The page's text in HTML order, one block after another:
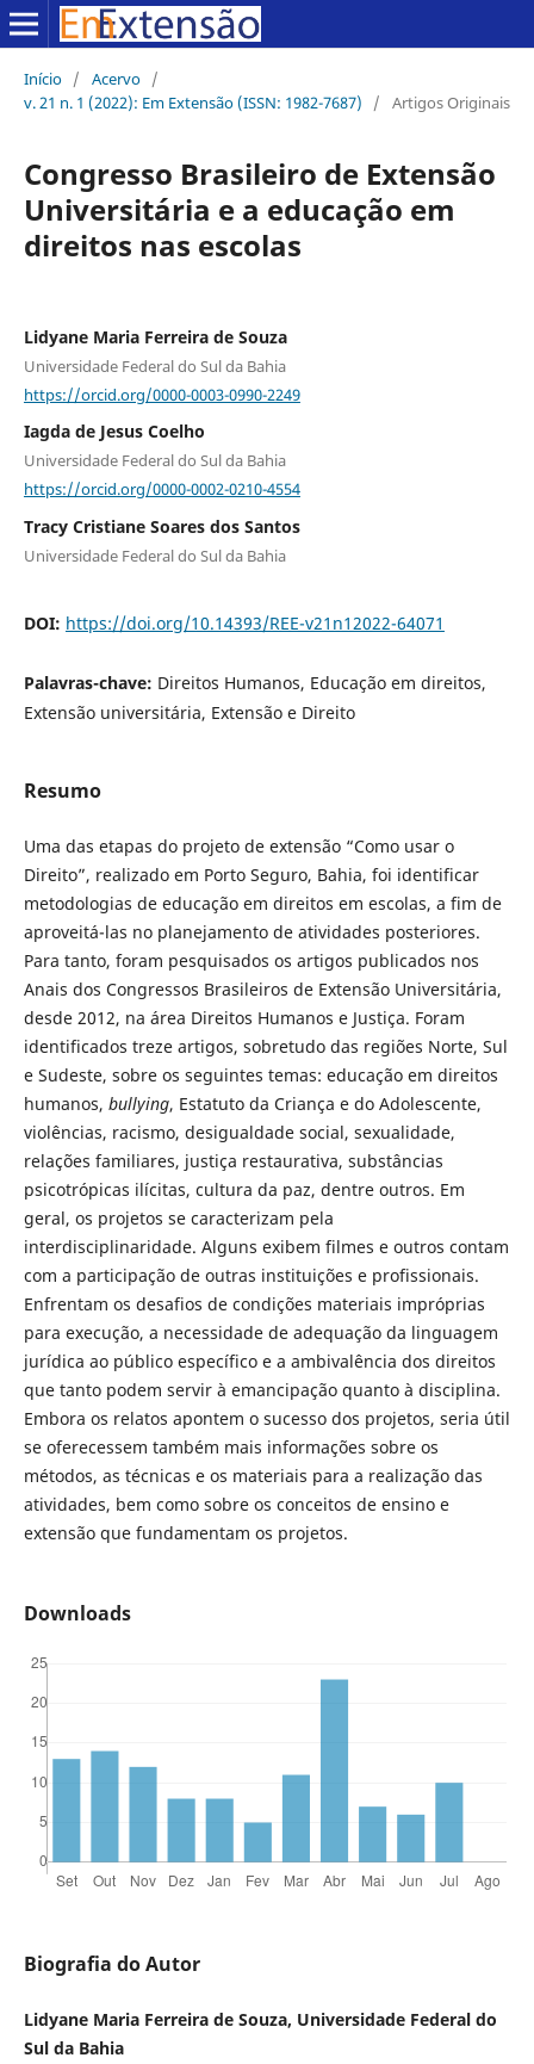
Início / Acervo /
v. 21 n. 1 (2022): Em Extensão (ISSN: 1982-7687)
/ Artigos Originais
Congresso Brasileiro de Extensão
Universitária e a educação em
direitos nas escolas
Lidyane Maria Ferreira de Souza
Universidade Federal do Sul da Bahia
https://orcid.org/0000-0003-0990-2249
Iagda de Jesus Coelho
Universidade Federal do Sul da Bahia
https://orcid.org/0000-0002-0210-4554
Tracy Cristiane Soares dos Santos
Universidade Federal do Sul da Bahia
DOI: https://doi.org/10.14393/REE-v21n12022-64071
Palavras-chave: Direitos Humanos, Educação em direitos,
Extensão universitária, Extensão e Direito
Resumo
Uma das etapas do projeto de extensão “Como usar o
Direito”, realizado em Porto Seguro, Bahia, foi identificar
metodologias de educação em direitos em escolas, a fim de
aproveitá-las no planejamento de atividades posteriores.
Para tanto, foram pesquisados os artigos publicados nos
Anais dos Congressos Brasileiros de Extensão Universitária,
desde 2012, na área Direitos Humanos e Justiça. Foram
identificados treze artigos, sobretudo das regiões Norte, Sul
e Sudeste, sobre os seguintes temas: educação em direitos
humanos, bullying, Estatuto da Criança e do Adolescente,
violências, racismo, desigualdade social, sexualidade,
relações familiares, justiça restaurativa, substâncias
psicotrópicas ilícitas, cultura da paz, dentre outros. Em
geral, os projetos se caracterizam pela
interdisciplinaridade. Alguns exibem filmes e outros contam
com a participação de outras instituições e profissionais.
Enfrentam os desafios de condições materiais impróprias
para execução, a necessidade de adequação da linguagem
jurídica ao público específico e a ambivalência dos direitos
que tanto podem servir à emancipação quanto à disciplina.
Embora os relatos apontem o sucesso dos projetos, seria útil
se oferecessem também mais informações sobre os
métodos, as técnicas e os materiais para a realização das
atividades, bem como sobre os conceitos de ensino e
extensão que fundamentam os projetos.
Downloads
Biografia do Autor
Lidyane Maria Ferreira de Souza, Universidade Federal do
Sul da Bahia